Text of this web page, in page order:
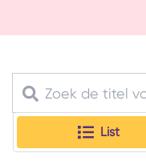
List